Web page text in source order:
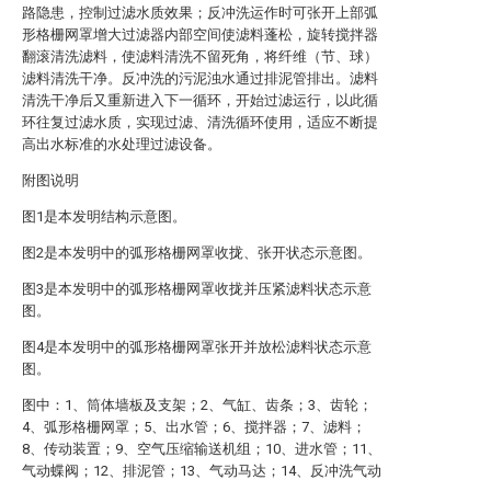
路隐患，控制过滤水质效果；反冲洗运作时可张开上部弧
形格栅网罩增大过滤器内部空间使滤料蓬松，旋转搅拌器
翻滚清洗滤料，使滤料清洗不留死角，将纤维（节、球）
滤料清洗干净。反冲洗的污泥浊水通过排泥管排出。滤料
清洗干净后又重新进入下一循环，开始过滤运行，以此循
环往复过滤水质，实现过滤、清洗循环使用，适应不断提
高出水标准的水处理过滤设备。
附图说明
图1是本发明结构示意图。
图2是本发明中的弧形格栅网罩收拢、张开状态示意图。
图3是本发明中的弧形格栅网罩收拢并压紧滤料状态示意
图。
图4是本发明中的弧形格栅网罩张开并放松滤料状态示意
图。
图中：1、筒体墙板及支架；2、气缸、齿条；3、齿轮；
4、弧形格栅网罩；5、出水管；6、搅拌器；7、滤料；
8、传动装置；9、空气压缩输送机组；10、进水管；11、
气动蝶阀；12、排泥管；13、气动马达；14、反冲洗气动